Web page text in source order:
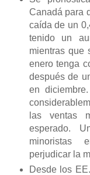
Canadá para
caída de un
tenido un
mientras que
enero tenga
después de
en
las ventas
esperado.
minoristas
perjudicar la
Desde los